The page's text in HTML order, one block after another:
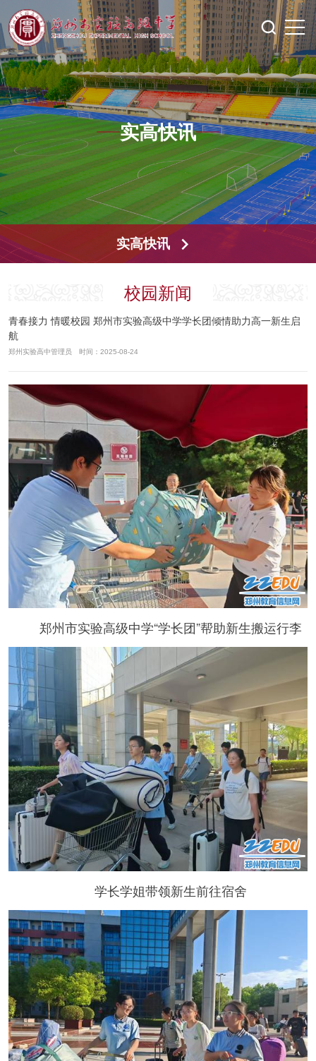
实高快讯
实高快讯
校园新闻
青春接力 情暖校园 郑州市实验高级中学学长团倾情助力高一新生启
航
郑州实验高中管理员 时间：2025-08-24
郑州市实验高级中学“学长团”帮助新生搬运行李
学长学姐带领新生前往宿舍